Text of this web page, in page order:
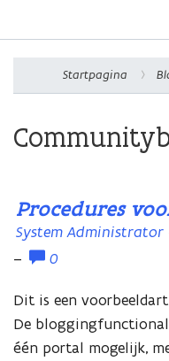
Startpagina
Procedures
System Administrator
–
0
Dit is een
De
één portal mogelijk,